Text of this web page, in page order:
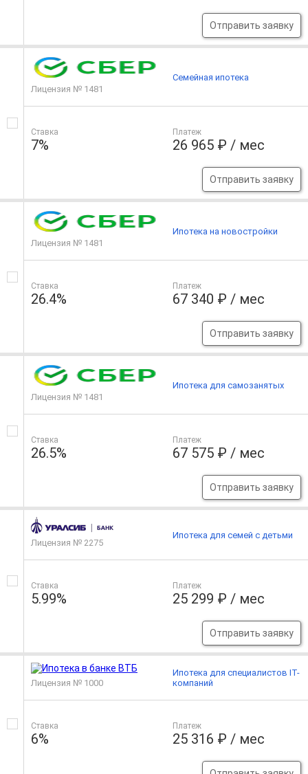
Отправить заявку
Лицензия № 1481
Ставка
7%
Платеж
26 965 ₽ / мес
Отправить заявку
Семейная ипотека
Лицензия № 1481
Ставка
26.4%
Платеж
67 340 ₽ / мес
Отправить заявку
Ипотека на новостройки
Лицензия № 1481
Ставка
26.5%
Платеж
67 575 ₽ / мес
Отправить заявку
Ипотека для самозанятых
Лицензия № 2275
Ставка
5.99%
Платеж
25 299 ₽ / мес
Отправить заявку
Ипотека для семей с детьми
Лицензия № 1000
Ставка
6%
Платеж
25 316 ₽ / мес
Ипотека для специалистов IT-
компаний